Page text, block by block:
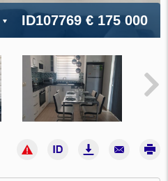
ID107769€ 175 000